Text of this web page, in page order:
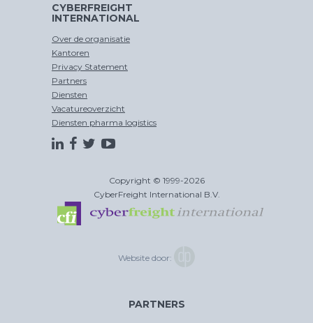
CYBERFREIGHT
INTERNATIONAL
Over de organisatie
Kantoren
Privacy Statement
Partners
Diensten
Vacatureoverzicht
Diensten pharma logistics
Copyright © 1999-2026
CyberFreight International B.V.
Website door:
PARTNERS